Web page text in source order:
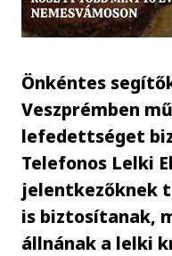
Önkéntes
Veszprémben
lefedettséget
Telefonos Lelki
jelentkezőknek
is biztosítanak,
állnának a lelki